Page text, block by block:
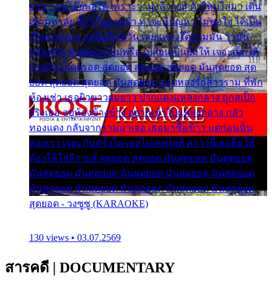
ยวน กวนโอ๊ยพอได้ เพราะว่านุ่งลีวายส์ ตัวใหม่ใส่มา เดิน
เข้ามหาลัย จิ๊กโก๊มองหน้า ท่าจะมีปัญหา ไม่พอใจ ได้เป็น
เรื่องแน่นอน แต่ฉันไม่หวั่น เลยแหลงใต้ถามมัน ว่ามัน
พรั่นพรือ มันตอบว่าไม่พรื่อ เปลี่ยนเป็นยิ้มให้ เจอะเด็กใต้
ด้วยกัน ก็เลยรอด สุดยอด สุดยอด สุดยอด มันสุดยอด สุด
ยอด สุดยอด สุดยอด มันสุดยอด แอบหลงรักสาวราม ที่พัก
ห้องเช่า เธอผิวขาวผมยาว ปากแดงแหลงกลาง ถูกสเป็ก
จริงเธอ อยู่ห้องข้างข้าง อยากเข้าไปแหลงกลาง กลัว
ทองแดง กลับจากรามมาเจอ เธอมาซื้อข้าว แต่ก่อนนั้น
สองเรา เจอะกันครั้งใด เธอไม่เคยไยดี คราวนี้เธอยิ้มให้
ต้องให้ใส่ลีวายส์ สุดยอด สุดยอด มันสุดยอด มันสุดยอด
มันสุดยอด มันสุดยอด มันสุดยอด มันสุดยอด มันสุดยอด
มันสุดยอด มันสุดยอด มันสุดยอด มันสุดยอด มันสุดยอด
สุดยอด - วงซูซู (KARAOKE)
130 views • 03.07.2569
สารคดี | DOCUMENTARY